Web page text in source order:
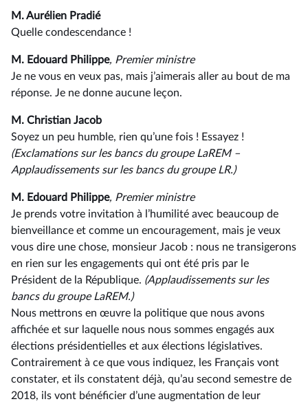
M. Aurélien Pradié
Quelle condescendance !
M. Edouard Philippe, Premier ministre
Je ne vous en veux pas, mais j’aimerais aller au bout de ma
réponse. Je ne donne aucune leçon.
M. Christian Jacob
Soyez un peu humble, rien qu’une fois ! Essayez !
(Exclamations sur les bancs du groupe LaREM –
Applaudissements sur les bancs du groupe LR.)
M. Edouard Philippe, Premier ministre
Je prends votre invitation à l’humilité avec beaucoup de
bienveillance et comme un encouragement, mais je veux
vous dire une chose, monsieur Jacob : nous ne transigerons
en rien sur les engagements qui ont été pris par le
Président de la République. (Applaudissements sur les
bancs du groupe LaREM.)
Nous mettrons en œuvre la politique que nous avons
affichée et sur laquelle nous nous sommes engagés aux
élections présidentielles et aux élections législatives.
Contrairement à ce que vous indiquez, les Français vont
constater, et ils constatent déjà, qu’au second semestre de
2018, ils vont bénéficier d’une augmentation de leur